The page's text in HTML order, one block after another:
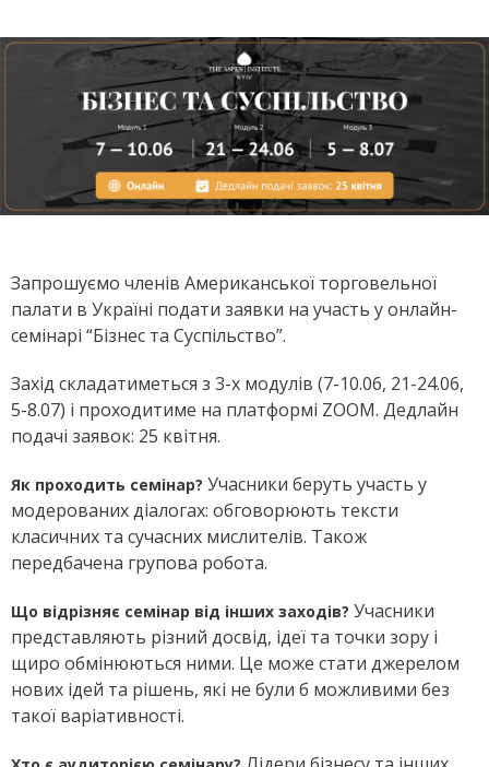
Запрошуємо членів Американської торговельної
палати в Україні подати заявки на участь у онлайн-
семінарі “Бізнес та Суспільство”.
Захід складатиметься з 3-х модулів (7-10.06, 21-24.06,
5-8.07) і проходитиме на платформі ZOOM. Дедлайн
подачі заявок: 25 квітня.
Як проходить семінар? Учасники беруть участь у
модерованих діалогах: обговорюють тексти
класичних та сучасних мислителів. Також
передбачена групова робота.
Що відрізняє семінар від інших заходів? Учасники
представляють різний досвід, ідеї та точки зору і
щиро обмінюються ними. Це може стати джерелом
нових ідей та рішень, які не були б можливими без
такої варіативності.